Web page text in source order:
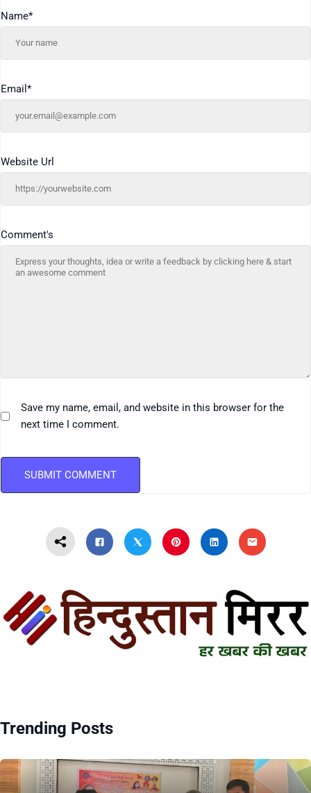
Comment's
Name*
Email *
Website Url
Save my name, email, and website in this browser for the
next time I comment.
Trending Posts